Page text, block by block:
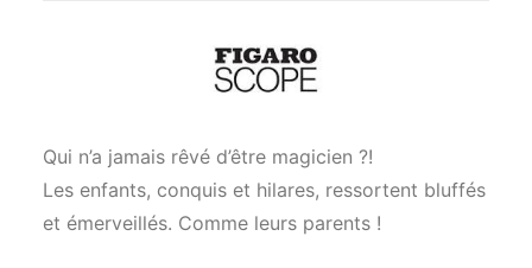
Qui n’a jamais rêvé d’être magicien ?!
Les enfants, conquis et hilares, ressortent bluffés
et émerveillés. Comme leurs parents !